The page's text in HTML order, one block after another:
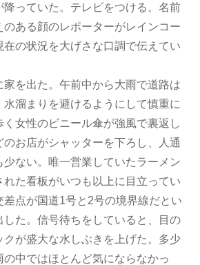
降っていた。テレビをつける。名前
のある顔のレポーターがレインコー
在の状況を大げさな口調で伝えてい
を出た。午前中から大雨で道路は
水溜まりを避けるようにして慎重に
女性のビニール傘が強風で裏返し
お店がシャッターを下ろし、人通
少ない。唯一営業していたラーメン
れた看板がいつも以上に目立ってい
差点が国道1号と2号の境界線だとい
した。信号待ちをしていると、目の
クが盛大な水しぶきを上げた。多少
中ではほとんど気にならなかっ